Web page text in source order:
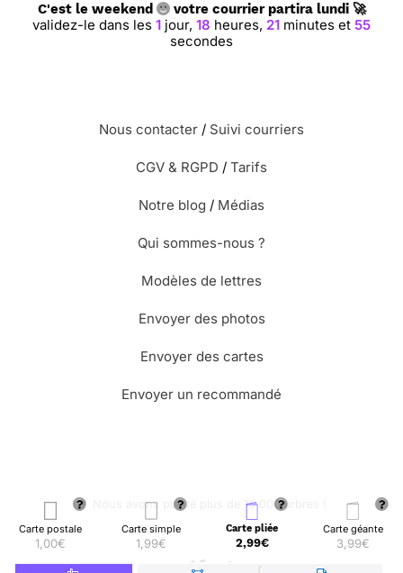
Carte postale
1,00€
Carte simple
1,99€
Carte pliée
2,99€
Carte géante
3,99€
C'est le weekend votre courrier partira lundi 🚀
validez-le dans les 1 jour, 18 heures, 21 minutes et 55
secondes
Nous contacter / Suivi courriers
CGV & RGPD / Tarifs
Notre blog / Médias
Qui sommes-nous ?
Modèles de lettres
Envoyer des photos
Envoyer des cartes
Envoyer un recommandé
🌳 Nous avons planté plus de 13.000 arbres !